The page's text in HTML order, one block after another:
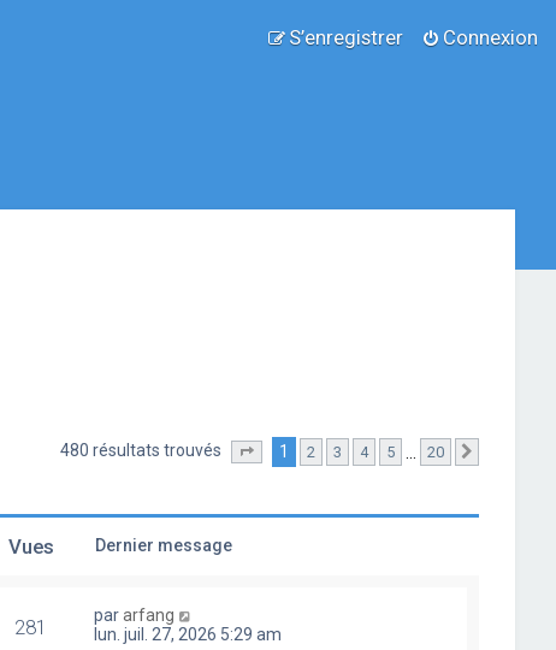
Connexion
S’enregistrer
480 résultats trouvés Page sur 20
1 2 3 4 5 20
Vues Dernier message
281 pararfang
lun. juil. 27, 2026 5:29 am